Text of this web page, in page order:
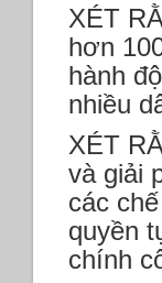
XÉT
hơn
hành
nhiều
XÉT
và giải
các
quyền
chính